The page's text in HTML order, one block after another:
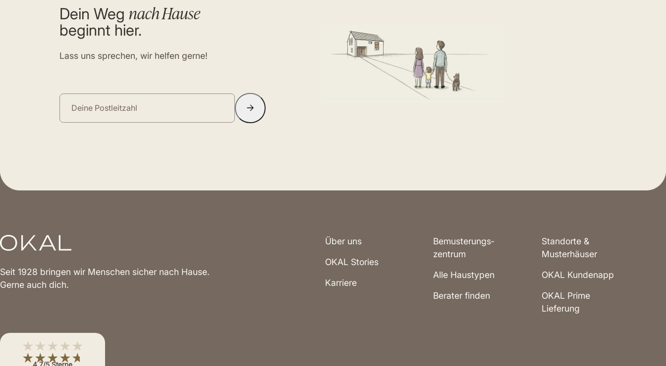
Dein Weg nach Hause
beginnt hier.
Lass uns sprechen, wir helfen gerne!
Seit 1928 bringen wir Menschen sicher nach Hause.
Gerne auch dich.
★★★★★
★★★★★
Über uns
OKAL Stories
Karriere
Bemusterungs­
zentrum
Alle Haustypen
Berater finden
Standorte &
Musterhäuser
OKAL Kundenapp
OKAL Prime
Lieferung